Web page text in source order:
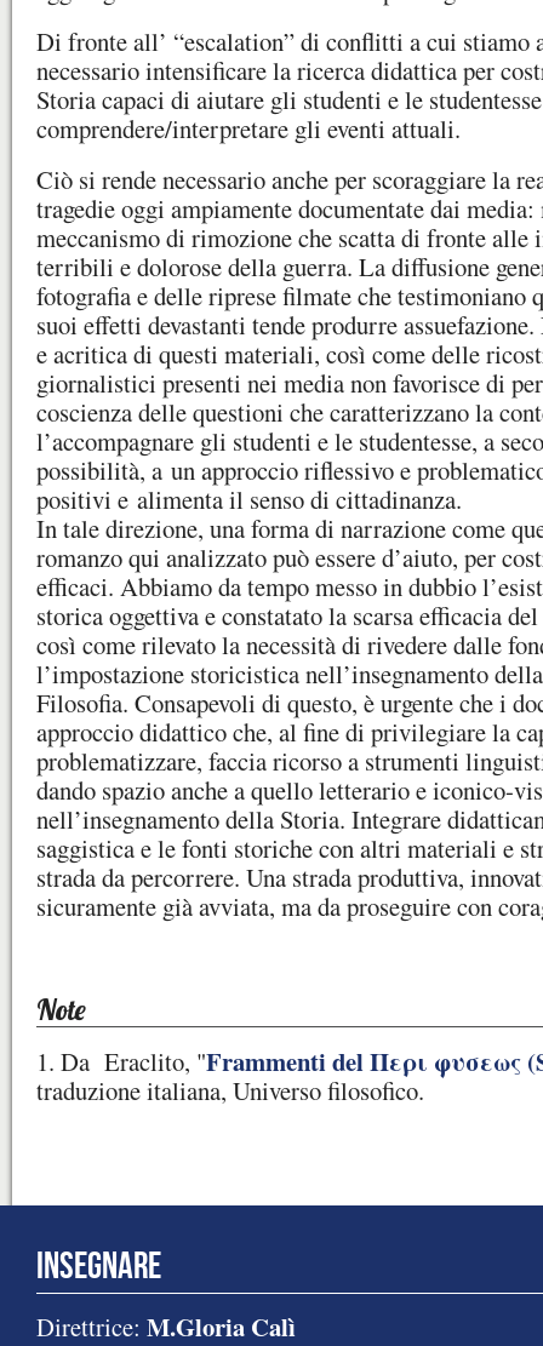
Di fronte all’ “escalation” di conflitti a cui stiamo
necessario intensificare la ricerca didattica per
Storia capaci di aiutare gli studenti e le
comprendere/interpretare gli eventi attuali.
Ciò si rende necessario anche per scoraggiare la
tragedie oggi ampiamente documentate dai
meccanismo di rimozione che scatta di fronte
terribili e dolorose della guerra. La diffusione
fotografia e delle riprese filmate che testimoniano
suoi effetti devastanti tende produrre
e acritica di questi materiali, così come delle
giornalistici presenti nei media non favorisce di
coscienza delle questioni che caratterizzano la
l’accompagnare gli studenti e le studentesse, a
possibilità, a un approccio riflessivo e
positivi e alimenta il senso di cittadinanza.
In tale direzione, una forma di narrazione come
romanzo qui analizzato può essere d’aiuto, per
efficaci. Abbiamo da tempo messo in dubbio
storica oggettiva e constatato la scarsa efficacia
così come rilevato la necessità di rivedere dalle
l’impostazione storicistica nell’insegnamento
Filosofia. Consapevoli di questo, è urgente che i
approccio didattico che, al fine di privilegiare la
problematizzare, faccia ricorso a strumenti
dando spazio anche a quello letterario e iconico-
nell’insegnamento della Storia. Integrare
saggistica e le fonti storiche con altri materiali e
strada da percorrere. Una strada produttiva,
sicuramente già avviata, ma da proseguire con
Note
1. Da Eraclito, "Frammenti del Περι φυσεως
traduzione italiana, Universo filosofico.
INSEGNARE
Direttrice: M.Gloria Calì